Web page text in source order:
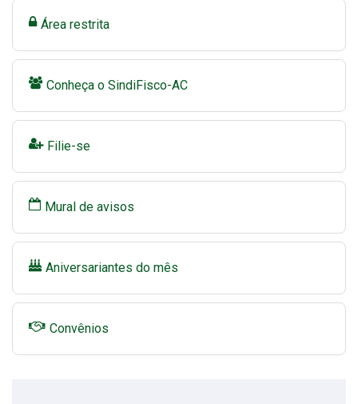
Área restrita
Conheça o SindiFisco-AC
Filie-se
Mural de avisos
Aniversariantes do mês
Convênios